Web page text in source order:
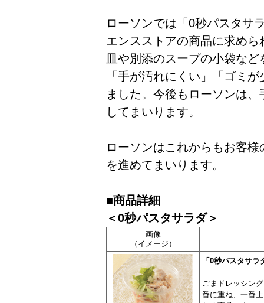
ローソンでは「0秒パスタサ
エンスストアの商品に求め
皿や別添のスープの小袋な
「手が汚れにくい」「ゴミ
ました。今後もローソンは
してまいります。
ローソンはこれからもお客
を進めてまいります。
■商品詳細
＜0秒パスタサラダ＞
画像
（イメージ）
「0秒パスタサ
ごまドレッシン
番に重ね、一番